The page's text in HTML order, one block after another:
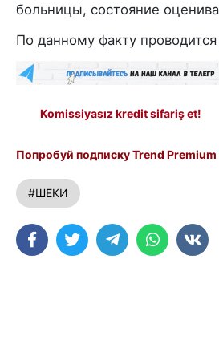
больницы, состояние
По данному факту
Komissiyasız kredit sifariş et!
Попробуй подписку Trend Premium
#ШЕКИ